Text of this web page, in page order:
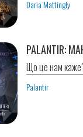
Daria Mattingly
PALANTIR:
Що це нам
Palantir